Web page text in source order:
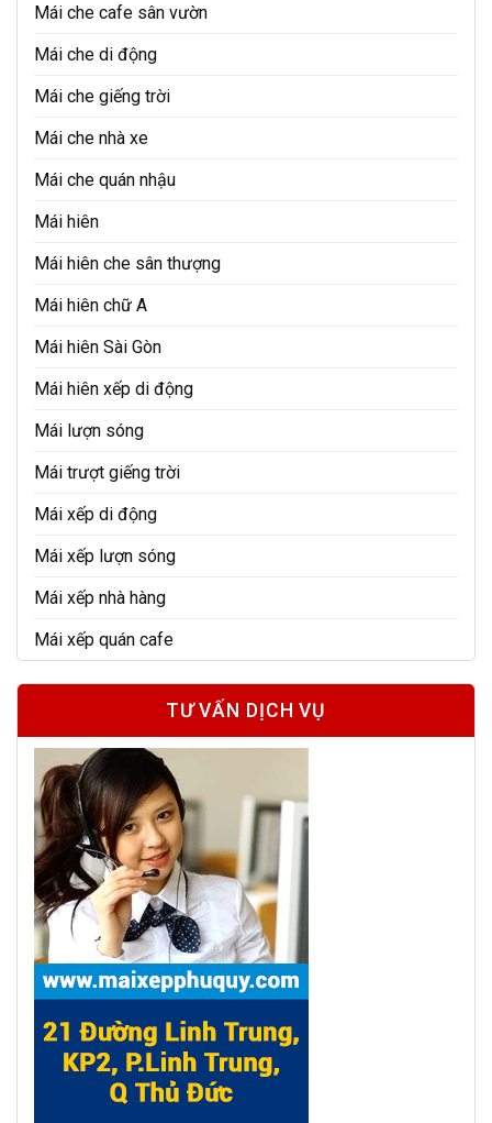
Mái che cafe sân vườn
Mái che di động
Mái che giếng trời
Mái che nhà xe
Mái che quán nhậu
Mái hiên
Mái hiên che sân thượng
Mái hiên chữ A
Mái hiên Sài Gòn
Mái hiên xếp di động
Mái lượn sóng
Mái trượt giếng trời
Mái xếp di động
Mái xếp lượn sóng
Mái xếp nhà hàng
Mái xếp quán cafe
TƯ VẤN DỊCH VỤ